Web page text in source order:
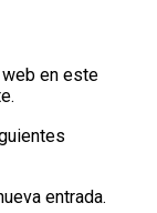
web en este
entrada.